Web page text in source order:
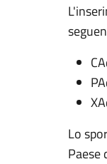
Lo
Paese